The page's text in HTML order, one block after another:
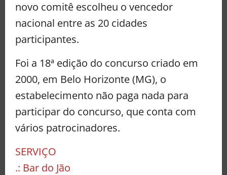
novo comitê escolheu o vencedor
nacional entre as 20 cidades
participantes.
Foi a 18ª edição do concurso criado em
2000, em Belo Horizonte (MG), o
estabelecimento não paga nada para
participar do concurso, que conta com
vários patrocinadores.
SERVIÇO
.: Bar do Jão